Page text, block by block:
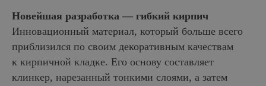
Новейшая разработка — гибкий кирпич
Инновационный материал, который больше всего
приблизился по своим декоративным качествам
к кирпичной кладке. Его основу составляет
клинкер, нарезанный тонкими слоями, а затем